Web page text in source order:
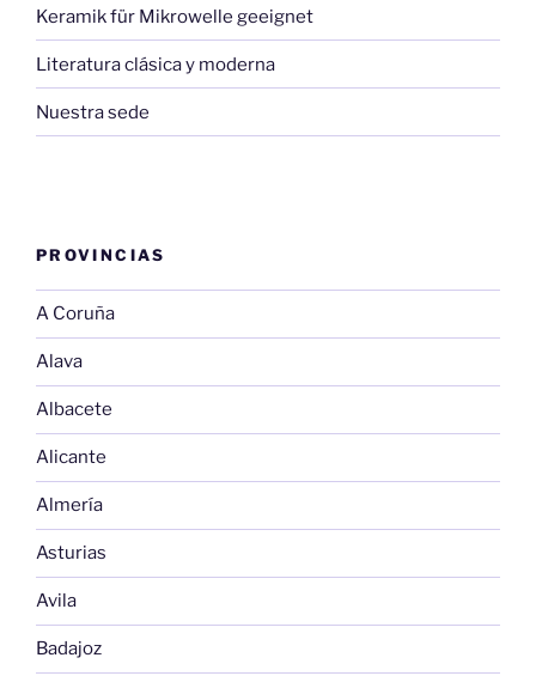
Keramik für Mikrowelle geeignet
Literatura clásica y moderna
Nuestra sede
PROVINCIAS
A Coruña
Alava
Albacete
Alicante
Almería
Asturias
Avila
Badajoz